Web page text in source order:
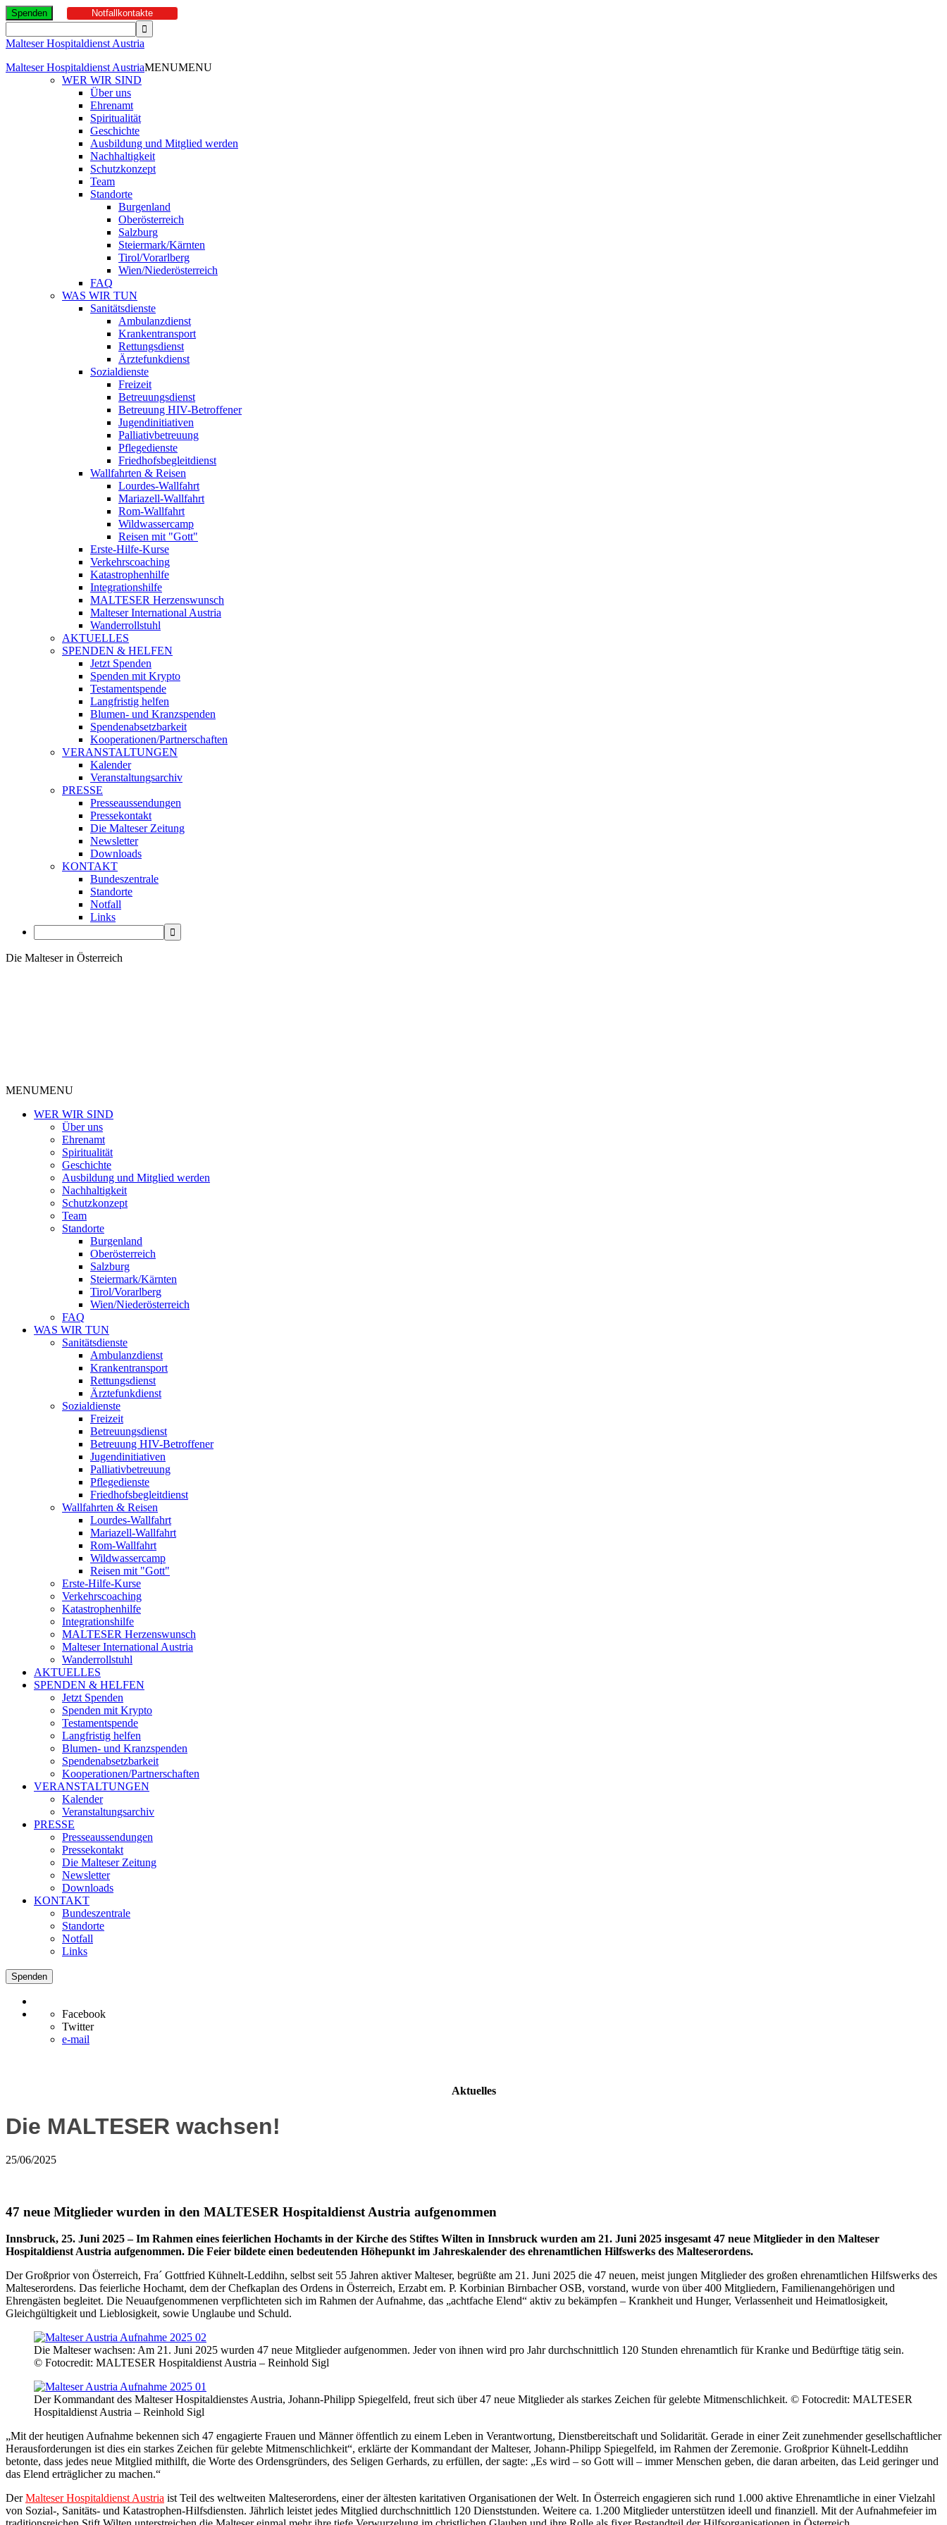
Spenden Notfallkontakte
Malteser Hospitaldienst Austria
Malteser Hospitaldienst AustriaMENUMENU
WER WIR SIND
Über uns
Ehrenamt
Spiritualität
Geschichte
Ausbildung und Mitglied werden
Nachhaltigkeit
Schutzkonzept
Team
Standorte
Burgenland
Oberösterreich
Salzburg
Steiermark/Kärnten
Tirol/Vorarlberg
Wien/Niederösterreich
FAQ
WAS WIR TUN
Sanitätsdienste
Ambulanzdienst
Krankentransport
Rettungsdienst
Ärztefunkdienst
Sozialdienste
Freizeit
Betreuungsdienst
Betreuung HIV-Betroffener
Jugendinitiativen
Palliativbetreuung
Pflegedienste
Friedhofsbegleitdienst
Wallfahrten & Reisen
Lourdes-Wallfahrt
Mariazell-Wallfahrt
Rom-Wallfahrt
Wildwassercamp
Reisen mit "Gott"
Erste-Hilfe-Kurse
Verkehrscoaching
Katastrophenhilfe
Integrationshilfe
MALTESER Herzenswunsch
Malteser International Austria
Wanderrollstuhl
AKTUELLES
SPENDEN & HELFEN
Jetzt Spenden
Spenden mit Krypto
Testamentspende
Langfristig helfen
Blumen- und Kranzspenden
Spendenabsetzbarkeit
Kooperationen/Partnerschaften
VERANSTALTUNGEN
Kalender
Veranstaltungsarchiv
PRESSE
Presseaussendungen
Pressekontakt
Die Malteser Zeitung
Newsletter
Downloads
KONTAKT
Bundeszentrale
Standorte
Notfall
Links
Die Malteser in Österreich
MENUMENU
WER WIR SIND
Über uns
Ehrenamt
Spiritualität
Geschichte
Ausbildung und Mitglied werden
Nachhaltigkeit
Schutzkonzept
Team
Standorte
Burgenland
Oberösterreich
Salzburg
Steiermark/Kärnten
Tirol/Vorarlberg
Wien/Niederösterreich
FAQ
WAS WIR TUN
Sanitätsdienste
Ambulanzdienst
Krankentransport
Rettungsdienst
Ärztefunkdienst
Sozialdienste
Freizeit
Betreuungsdienst
Betreuung HIV-Betroffener
Jugendinitiativen
Palliativbetreuung
Pflegedienste
Friedhofsbegleitdienst
Wallfahrten & Reisen
Lourdes-Wallfahrt
Mariazell-Wallfahrt
Rom-Wallfahrt
Wildwassercamp
Reisen mit "Gott"
Erste-Hilfe-Kurse
Verkehrscoaching
Katastrophenhilfe
Integrationshilfe
MALTESER Herzenswunsch
Malteser International Austria
Wanderrollstuhl
AKTUELLES
SPENDEN & HELFEN
Jetzt Spenden
Spenden mit Krypto
Testamentspende
Langfristig helfen
Blumen- und Kranzspenden
Spendenabsetzbarkeit
Kooperationen/Partnerschaften
VERANSTALTUNGEN
Kalender
Veranstaltungsarchiv
PRESSE
Presseaussendungen
Pressekontakt
Die Malteser Zeitung
Newsletter
Downloads
KONTAKT
Bundeszentrale
Standorte
Notfall
Links
Spenden
Facebook
Twitter
e-mail
Aktuelles
Die MALTESER wachsen!
25/06/2025
47 neue Mitglieder wurden in den MALTESER Hospitaldienst Austria aufgenommen
Innsbruck, 25. Juni 2025 – Im Rahmen eines feierlichen Hochamts in der Kirche des Stiftes Wilten in Innsbruck wurden am 21. Juni 2025 insgesamt 47 neue Mitglieder in den Malteser
Hospitaldienst Austria aufgenommen. Die Feier bildete einen bedeutenden Höhepunkt im Jahreskalender des ehrenamtlichen Hilfswerks des Malteserordens.
Der Großprior von Österreich, Fra´ Gottfried Kühnelt-Leddihn, selbst seit 55 Jahren aktiver Malteser, begrüßte am 21. Juni 2025 die 47 neuen, meist jungen Mitglieder des großen ehrenamtlichen Hilfswerks des
Malteserordens. Das feierliche Hochamt, dem der Chefkaplan des Ordens in Österreich, Erzabt em. P. Korbinian Birnbacher OSB, vorstand, wurde von über 400 Mitgliedern, Familienangehörigen und
Ehrengästen begleitet. Die Neuaufgenommenen verpflichteten sich im Rahmen der Aufnahme, das „achtfache Elend“ aktiv zu bekämpfen – Krankheit und Hunger, Verlassenheit und Heimatlosigkeit,
Gleichgültigkeit und Lieblosigkeit, sowie Unglaube und Schuld.
Die Malteser wachsen: Am 21. Juni 2025 wurden 47 neue Mitglieder aufgenommen. Jeder von ihnen wird pro Jahr durchschnittlich 120 Stunden ehrenamtlich für Kranke und Bedürftige tätig sein.
© Fotocredit: MALTESER Hospitaldienst Austria – Reinhold Sigl
Der Kommandant des Malteser Hospitaldienstes Austria, Johann-Philipp Spiegelfeld, freut sich über 47 neue Mitglieder als starkes Zeichen für gelebte Mitmenschlichkeit. © Fotocredit: MALTESER
Hospitaldienst Austria – Reinhold Sigl
„Mit der heutigen Aufnahme bekennen sich 47 engagierte Frauen und Männer öffentlich zu einem Leben in Verantwortung, Dienstbereitschaft und Solidarität. Gerade in einer Zeit zunehmender gesellschaftlicher
Herausforderungen ist dies ein starkes Zeichen für gelebte Mitmenschlichkeit“, erklärte der Kommandant der Malteser, Johann-Philipp Spiegelfeld, im Rahmen der Zeremonie. Großprior Kühnelt-Leddihn
betonte, dass jedes neue Mitglied mithilft, die Worte des Ordensgründers, des Seligen Gerhards, zu erfüllen, der sagte: „Es wird – so Gott will – immer Menschen geben, die daran arbeiten, das Leid geringer und
das Elend erträglicher zu machen.“
DerMalteser Hospitaldienst Austria ist Teil des weltweiten Malteserordens, einer der ältesten karitativen Organisationen der Welt. In Österreich engagieren sich rund 1.000 aktive Ehrenamtliche in einer Vielzahl
von Sozial-, Sanitäts- und Katastrophen-Hilfsdiensten. Jährlich leistet jedes Mitglied durchschnittlich 120 Dienststunden. Weitere ca. 1.200 Mitglieder unterstützen ideell und finanziell. Mit der Aufnahmefeier im